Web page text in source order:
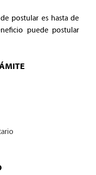
postular es hasta de
puede postular